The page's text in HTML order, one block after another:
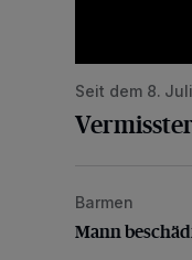
Seit dem 8.
Mann
Barmen
Mann